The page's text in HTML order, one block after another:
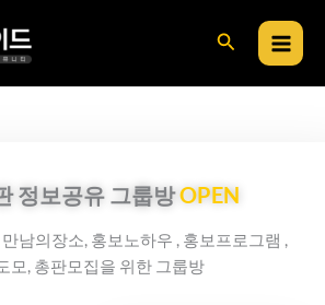
검
정보공유 그룹방OPEN
남의장소, 홍보노하우 , 홍보프로그램 ,
모, 총판모집을 위한 그룹방